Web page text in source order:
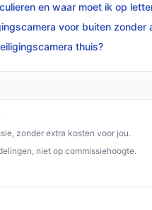
en waar moet ik op
voor buiten zonder
thuis?
zonder extra kosten voor jou.
niet op commissiehoogte.